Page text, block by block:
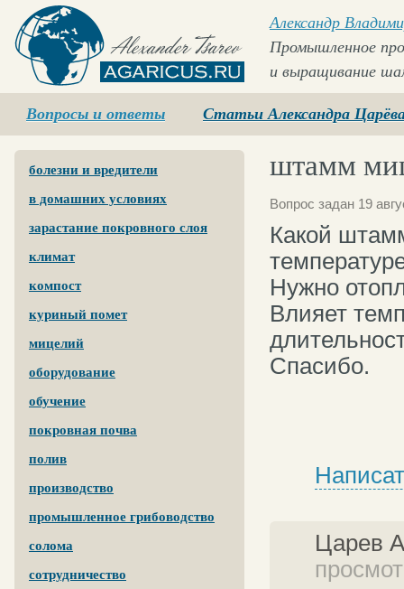
Agaricus.ru
Александр
Промышленное
и выращивание
Вопросы и ответы Статьи Александра
болезни и вредители
в домашних условиях
зарастание покровного слоя
климат
компост
куриный помет
мицелий
оборудование
обучение
покровная почва
полив
производство
промышленное грибоводство
солома
сотрудничество
штамм
Вопрос задан 19
Какой
Нужно
Влияет
Спасибо.
Царев